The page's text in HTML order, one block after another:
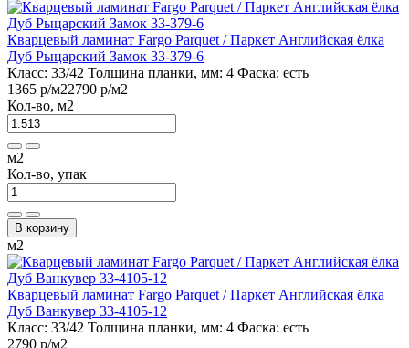
Кварцевый ламинат Fargo Parquet / Паркет Английская ёлка
Дуб Рыцарский Замок 33-379-6
Класс: 33/42 Толщина планки, мм: 4 Фаска: есть
1365 р/м22790 р/м2
Кол-во, м2
м2
Кол-во, упак
В корзину
м2
Кварцевый ламинат Fargo Parquet / Паркет Английская ёлка
Дуб Ванкувер 33-4105-12
Класс: 33/42 Толщина планки, мм: 4 Фаска: есть
2790 р/м2